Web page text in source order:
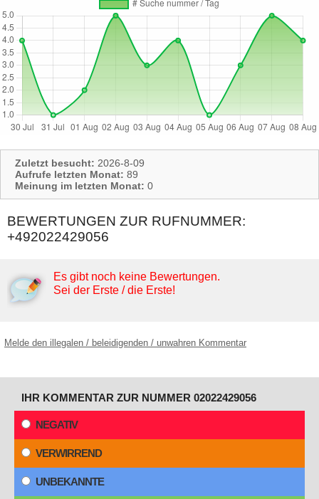
Zuletzt besucht: 2026-8-09
Aufrufe letzten Monat: 89
Meinung im letzten Monat: 0
BEWERTUNGEN ZUR RUFNUMMER:
+492022429056
Es gibt noch keine Bewertungen.
Sei der Erste / die Erste!
Melde den illegalen / beleidigenden / unwahren Kommentar
IHR KOMMENTAR ZUR NUMMER 02022429056
NEGATIV
VERWIRREND
UNBEKANNTE